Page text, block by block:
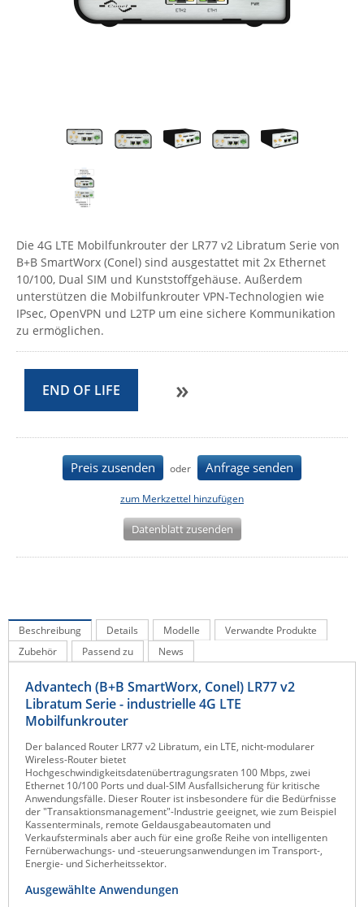
Energiemessung
Energieverteilung
Serverräume
RMA / Rücksendung / Support
Comet System
Enginko - mcf88
Fokus Technologies
Gude
Guntermann & Drunck
High Sec Labs
HW group
Icron
IEC Lock
Ihse
Kerlink
Kramer Electronics
Netio
Panorama Antennas
Power Kingdom
Poynting
Raritan
Riello UPS
Server Technology
Siretta
SIRIO Antenne
Die 4G LTE Mobilfunkrouter der LR77 v2 Libratum Serie von
B+B SmartWorx (Conel) sind ausgestattet mit 2x Ethernet
10/100, Dual SIM und Kunststoffgehäuse. Außerdem
unterstützen die Mobilfunkrouter VPN-Technologien wie
IPsec, OpenVPN und L2TP um eine sichere Kommunikation
zu ermöglichen.
END OF LIFE »
Preis zusenden oder Anfrage senden
zum Merkzettel hinzufügen
Datenblatt zusenden
Beschreibung Details Modelle
Verwandte Produkte
Zubehör
Passend zu News
Advantech (B+B SmartWorx, Conel) LR77 v2
Libratum Serie - industrielle 4G LTE
Mobilfunkrouter
Der balanced Router LR77 v2 Libratum, ein LTE, nicht-modularer
Wireless-Router bietet
Hochgeschwindigkeitsdatenübertragungsraten 100 Mbps, zwei
Ethernet 10/100 Ports und dual-SIM Ausfallsicherung für kritische
Anwendungsfälle. Dieser Router ist insbesondere für die Bedürfnisse
der "Transaktionsmanagement"-Industrie geeignet, wie zum Beispiel
Kassenterminals, remote Geldausgabeautomaten und
Verkaufsterminals aber auch für eine große Reihe von intelligenten
Fernüberwachungs- und -steuerungsanwendungen im Transport-,
Energie- und Sicherheitssektor.
Ausgewählte Anwendungen